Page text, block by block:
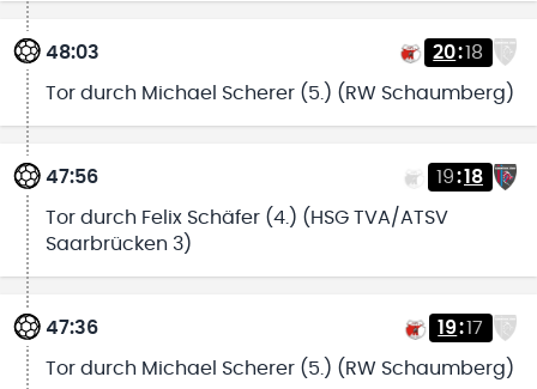
48:03 20:18
Tor durch Michael Scherer (5.) (RW Schaumberg)
47:56 19:18
Tor durch Felix Schäfer (4.) (HSG TVA/ATSV
Saarbrücken 3)
47:36 19:17
Tor durch Michael Scherer (5.) (RW Schaumberg)